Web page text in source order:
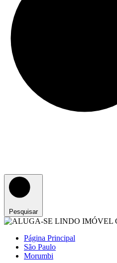
Pesquisar
Página Principal
São Paulo
Morumbi